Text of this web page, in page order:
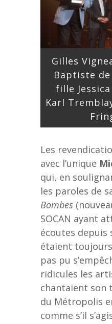
Gilles
Baptiste de
fille
Karl
Les
avec l’unique
qui, en
les paroles de
Bombes
SOCAN ayant
écoutes depuis
étaient toujours
pas pu
ridicules les
chantaient son
du Métropolis
comme s’il